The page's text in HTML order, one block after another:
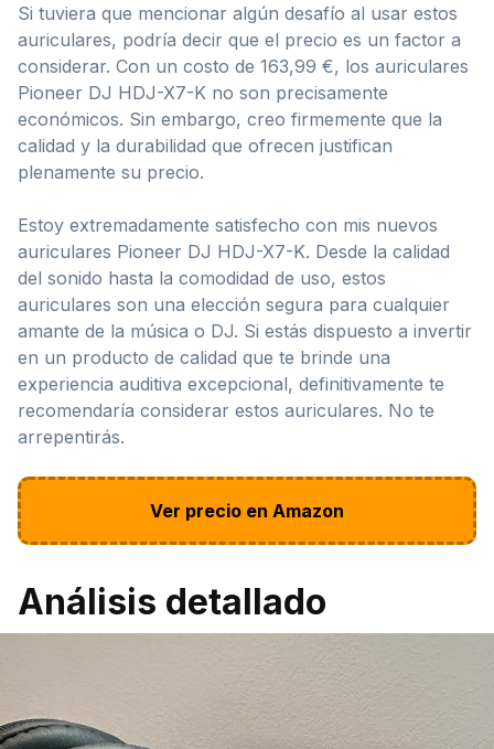
Si tuviera que mencionar algún desafío al usar estos
auriculares, podría decir que el precio es un factor a
considerar. Con un costo de 163,99 €, los auriculares
Pioneer DJ HDJ-X7-K no son precisamente
económicos. Sin embargo, creo firmemente que la
calidad y la durabilidad que ofrecen justifican
plenamente su precio.
Estoy extremadamente satisfecho con mis nuevos
auriculares Pioneer DJ HDJ-X7-K. Desde la calidad
del sonido hasta la comodidad de uso, estos
auriculares son una elección segura para cualquier
amante de la música o DJ. Si estás dispuesto a invertir
en un producto de calidad que te brinde una
experiencia auditiva excepcional, definitivamente te
recomendaría considerar estos auriculares. No te
arrepentirás.
Ver precio en Amazon
Análisis detallado